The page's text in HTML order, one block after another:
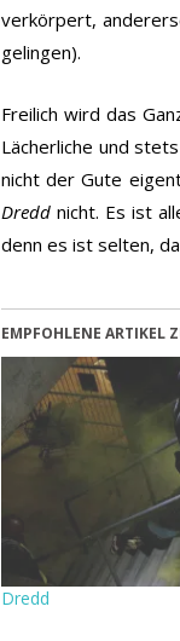
verkörpert,
gelingen).
Freilich wird das
Lächerliche und
nicht der Gute
Dredd nicht. Es ist
denn es ist selten,
EMPFOHLENE ARTIKEL
Dredd